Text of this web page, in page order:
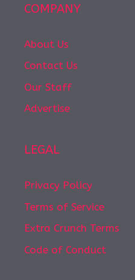
COMPANY
About Us
Contact Us
Our Staff
Advertise
LEGAL
Privacy Policy
Terms of Service
Extra Crunch Terms
Code of Conduct